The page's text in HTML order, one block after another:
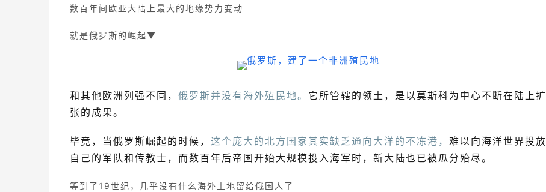
数百年间欧亚大陆上最大的地缘势力变动
就是俄罗斯的崛起▼
和其他欧洲列强不同， 俄罗斯并没有海外殖民地。 它所管辖的领土，是以莫斯科为中心不断在陆上扩
张的成果。
毕竟，当俄罗斯崛起的时候， 这个庞大的北方国家其实缺乏通向大洋的不冻港， 难以向海洋世界投放
自己的军队和传教士，而数百年后帝国开始大规模投入海军时，新大陆也已被瓜分殆尽。
等到了19世纪，几乎没有什么海外土地留给俄国人了